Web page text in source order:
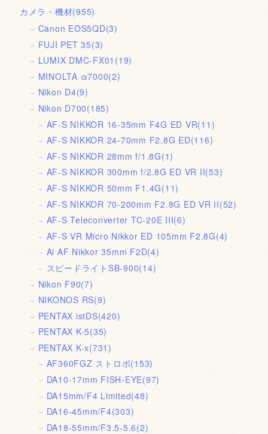
カメラ・機材(955)
Canon EOS5QD(3)
FUJI PET 35(3)
LUMIX DMC-FX01 (19)
MINOLTA α7000(2)
Nikon D4(9)
Nikon D700(185)
AF-S NIKKOR 16-35mm F4G ED VR(11)
AF-S NIKKOR 24-70mm F2.8G ED(116)
AF-S NIKKOR 28mm f/1.8G(1)
AF-S NIKKOR 300mm f/2.8G ED VR II(53)
AF-S NIKKOR 50mm F1.4G(11)
AF-S NIKKOR 70-200mm F2.8G ED VR II(52)
AF-S Teleconverter TC-20E III(6)
AF-S VR Micro Nikkor ED 105mm F2.8G(4)
Ai AF Nikkor 35mm F2D(4)
スピードライトSB-900(14)
Nikon F90(7)
NIKONOS RS(9)
PENTAX istDS(420)
PENTAX K-5(35)
PENTAX K-x(731)
AF360FGZ ストロボ(153)
DA10-17mm FISH-EYE(97)
DA15mm/F4 Limited(48)
DA16-45mm/F4(303)
DA18-55mm/F3.5-5.6(2)